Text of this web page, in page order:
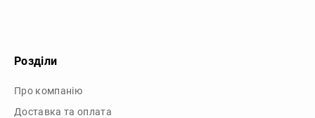
Розділи
Про компанію
Доставка та оплата